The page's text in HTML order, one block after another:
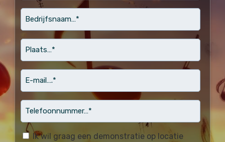
Bedrijfsnaam…
Plaats…
email
Telefoonnummer…
(Vereist)
Ik wil graag een demonstratie op locatie